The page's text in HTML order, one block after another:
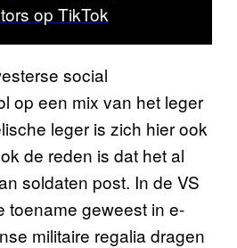
op TikTok
social
op een mix van het leger
leger is zich hier ook
de reden is dat het al
soldaten post. In de VS
toename geweest in e-
militaire regalia dragen